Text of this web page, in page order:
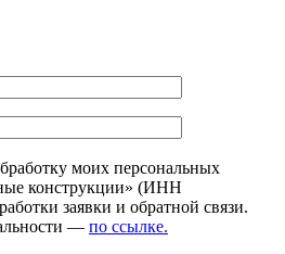
моих персональных
конструкции» (ИНН
заявки и обратной связи.
— по ссылке.